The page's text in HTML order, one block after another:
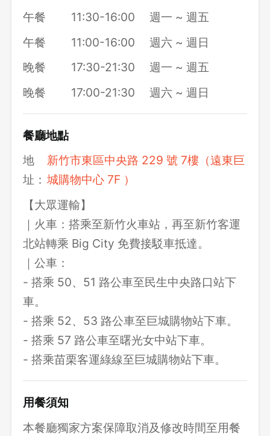
午餐
11:30-16:00
週一 ~ 週五
午餐
11:00-16:00
週六 ~ 週日
晚餐
17:30-21:30
週一 ~ 週五
晚餐
17:00-21:30 週六 ~ 週日
餐廳地點
地
址：
新竹市東區中央路 229 號 7樓（遠東巨
城購物中心 7F ）
【大眾運輸】
｜火車：搭乘至新竹火車站，再至新竹客運
北站轉乘 Big City 免費接駁車抵達。
｜公車：
- 搭乘 50、51 路公車至民生中央路口站下
車。
- 搭乘 52、53 路公車至巨城購物站下車。
- 搭乘 57 路公車至曙光女中站下車。
- 搭乘苗栗客運綠線至巨城購物站下車。
用餐須知
本餐廳獨家方案保障取消及修改時間至用餐